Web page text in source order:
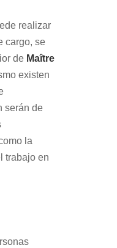
realizar
cargo, se
de Maître
existen
serán de
la
trabajo en